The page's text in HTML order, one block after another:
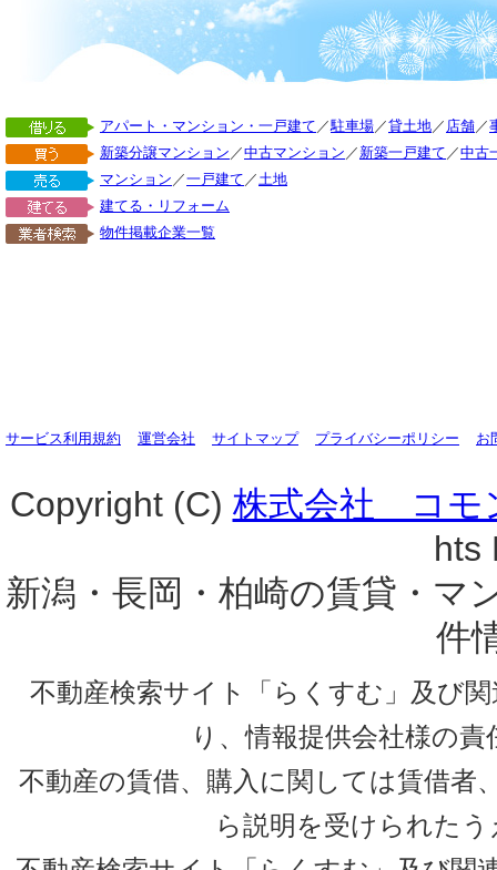
アパート・マンション・一戸建て ／駐車場／貸土地／ 店舗／
新築分譲マンション ／中古マンション ／ 新築一戸建て ／中古
マンション ／一戸建て ／土地
建てる・リフォーム
物件掲載企業一覧
サービス利用規約 運営会社 サイトマップ プライバシーポリシー お
Copyright (C) 株式会社 コモ
hts
新潟・長岡・柏崎の賃貸・マ
件
不動産検索サイト「らくすむ」及び
り、情報提供会社様の
不動産の賃借、購入に関しては賃借者
ら説明を受けられた